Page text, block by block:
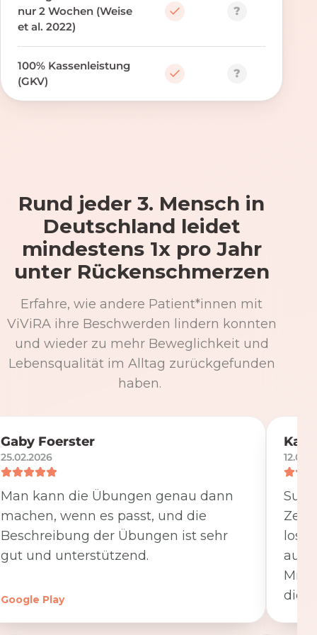
nur 2 Wochen (Weise
et al. 2022)
?
100% Kassenleistung
(GKV)
?
Rund jeder 3. Mensch in
Deutschland leidet
mindestens 1x pro Jahr
unter Rückenschmerzen
Erfahre, wie andere Patient*innen mit
ViViRA ihre Beschwerden lindern konnten
und wieder zu mehr Beweglichkeit und
Lebensqualität im Alltag zurückgefunden
haben.
Gaby Foerster
25.02.2026
Man kann die Übungen genau dann
machen, wenn es passt, und die
Beschreibung der Übungen ist sehr
gut und unterstützend.
Google Play
Zeit
die